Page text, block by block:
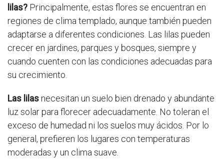
lilas? Principalmente, estas flores se encuentran en
regiones de clima templado, aunque también pueden
adaptarse a diferentes condiciones. Las lilas pueden
crecer en jardines, parques y bosques, siempre y
cuando cuenten con las condiciones adecuadas para
su crecimiento.
Las lilasnecesitan un suelo bien drenado y abundante
luz solar para florecer adecuadamente. No toleran el
exceso de humedad ni los suelos muy ácidos. Por lo
general, prefieren los lugares con temperaturas
moderadas y un clima suave.